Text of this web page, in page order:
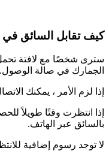
كيف تقابل السائق في
سترى شخصًا مع لافتة
الجمارك في صالة الوصول.
إذا لزم الأمر ، يمكنك
إذا انتظرت وقتًا طويلاً
بالسائق عبر الهاتف.
لا توجد رسوم إضافية